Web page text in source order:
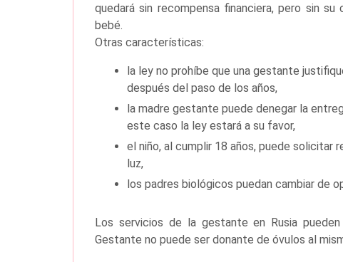
quedará sin recompensa financiera, pero sin
bebé.
Otras características:
la ley no prohíbe que una gestante
después del paso de los años,
la madre gestante puede denegar la
este caso la ley estará a su favor,
el niño, al cumplir 18 años, puede solicitar
luz,
los padres biológicos puedan cambiar de
Los servicios de la gestante en Rusia
Gestante no puede ser donante de óvulos al